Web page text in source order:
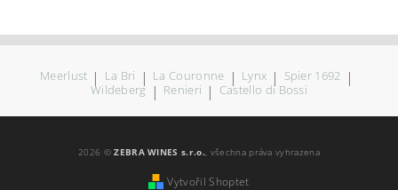
Meerlust | La Bri | La Couronne | Lynx | Spier 1692 |
Wildeberg | Renieri | Castello di Bossi
2026 ©ZEBRA WINES s.r.o., všechna práva vyhrazena
Vytvořil Shoptet